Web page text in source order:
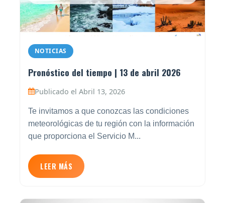
NOTICIAS
Pronóstico del tiempo | 13 de abril 2026
Publicado el Abril 13, 2026
Te invitamos a que conozcas las condiciones
meteorológicas de tu región con la información
que proporciona el Servicio M...
LEER MÁS